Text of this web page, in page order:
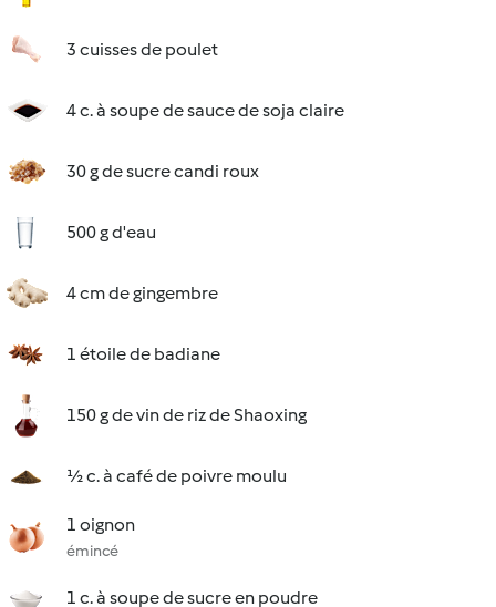
3 cuisses de poulet
4 c. à soupe de sauce de soja claire
30 g de sucre candi roux
500 g d'eau
4 cm de gingembre
1 étoile de badiane
150 g de vin de riz de Shaoxing
½ c. à café de poivre moulu
1 oignon
émincé
1 c. à soupe de sucre en poudre